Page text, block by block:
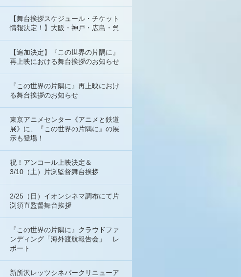
【舞台挨拶スケジュール・チケット
情報決定！】大阪・神戸・広島・呉
【追加決定】『この世界の片隅に』
再上映における舞台挨拶のお知らせ
『この世界の片隅に』再上映におけ
る舞台挨拶のお知らせ
東京アニメセンター《アニメと鉄道
展》に、『この世界の片隅に』の展
示も登場！
祝！アンコール上映決定＆
3/10（土）片渕監督舞台挨拶
2/25（日）イオンシネマ調布にて片
渕須直監督舞台挨拶
『この世界の片隅に』クラウドファ
ンディング「海外渡航報告会」 レ
ポート
新所沢レッツシネパークリニューア